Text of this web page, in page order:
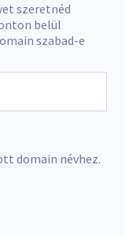
szeretnéd
belül
szabad-e
domain névhez.